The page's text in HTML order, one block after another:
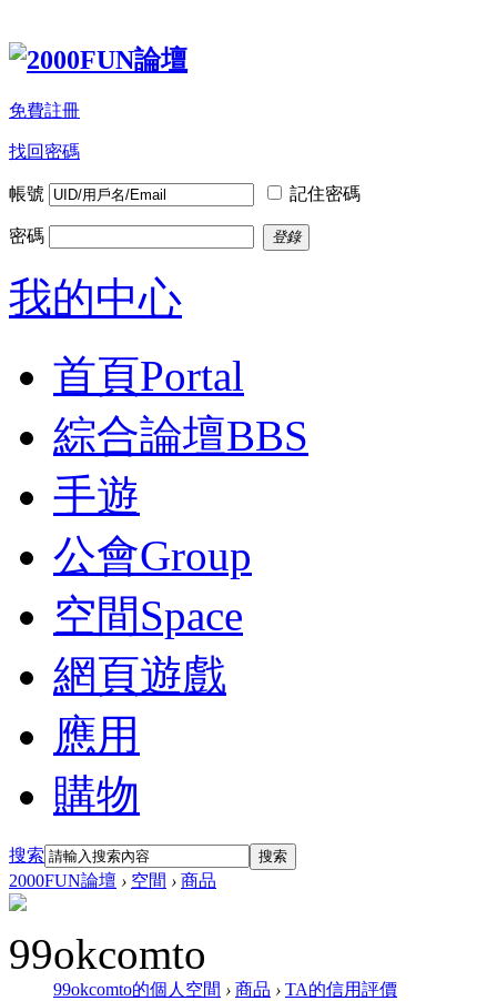
免費註冊
找回密碼
帳號 記住密碼
密碼 登錄
我的中心
首頁Portal
綜合論壇BBS
手遊
公會Group
空間Space
網頁遊戲
應用
購物
搜索 搜索
2000FUN論壇 › 空間 › 商品
99okcomto
99okcomto的個人空間 › 商品 › TA的信用評價